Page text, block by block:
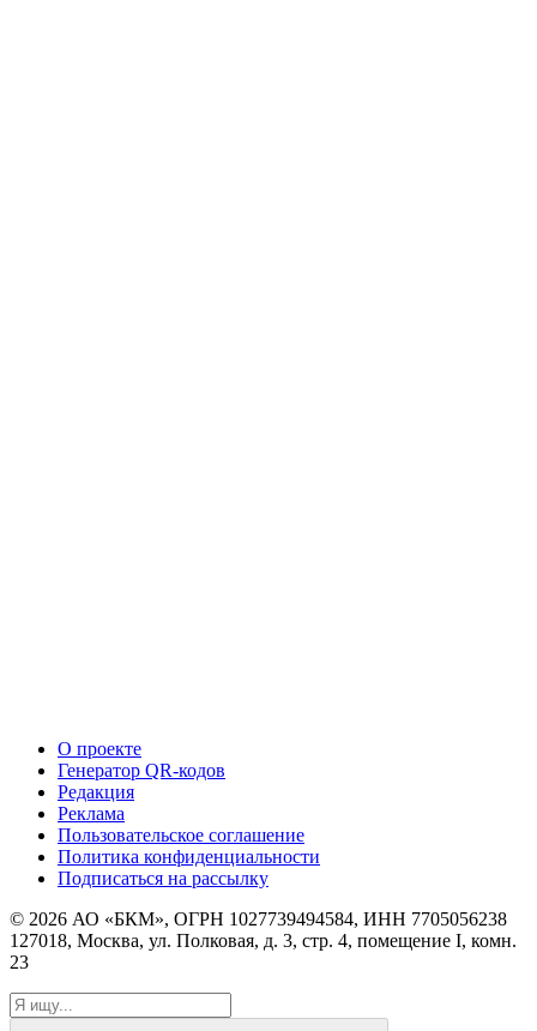
О проекте
Генератор QR-кодов
Редакция
Реклама
Пользовательское соглашение
Политика конфиденциальности
Подписаться на рассылку
© 2026 АО «БКМ», ОГРН 1027739494584, ИНН 7705056238
127018, Москва, ул. Полковая, д. 3, стр. 4, помещение I, комн.
23